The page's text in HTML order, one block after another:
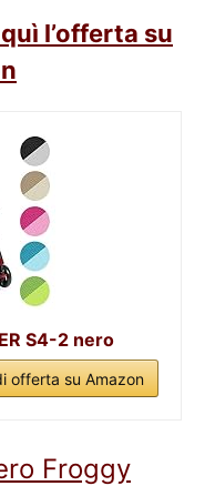
l’offerta su
S4-2 nero
offerta su Amazon
Froggy